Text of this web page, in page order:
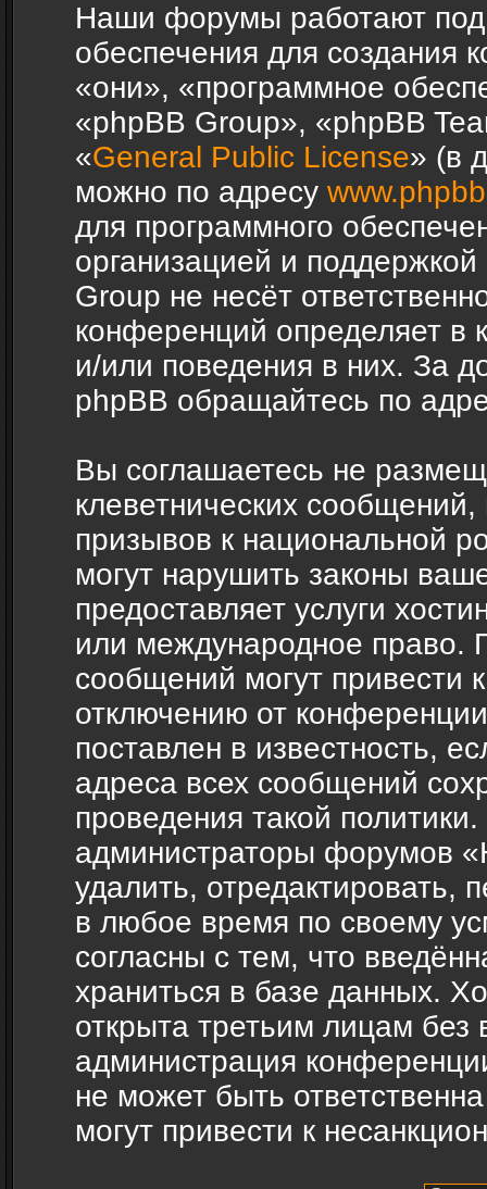
Наши форумы работают под
обеспечения для создания
«они», «программное
«phpBB Group», «phpBB
«General Public License» (в
можно по адресу
для программного
организацией и
Group не несёт
конференций определяет в
и/или поведения в них. За
phpBB обращайтесь по
Вы соглашаетесь не
клеветнических
призывов к национальной
могут нарушить законы
предоставляет услуги
или международное право.
сообщений могут привести
отключению от
поставлен в известность,
адреса всех сообщений
проведения такой
администраторы форумов
удалить, отредактировать,
в любое время по своему
согласны с тем, что
храниться в базе данных.
открыта третьим лицам
администрация
не может быть
могут привести к